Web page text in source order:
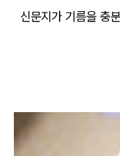
신문지가 기름을 충